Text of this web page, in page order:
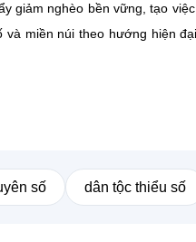
giảm nghèo bền vững , tạo
miền núi theo hướng hiện
số dân tộc thiểu số